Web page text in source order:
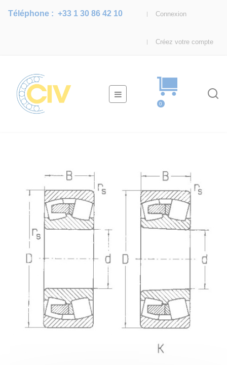
Connexion
Créez votre compte
Téléphone :+33 1 30 86 42 10
Basculer
la
☰
0